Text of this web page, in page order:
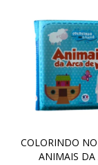
COLORINDO
ANIMAIS DA